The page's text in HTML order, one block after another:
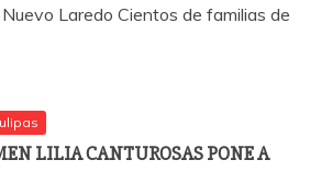
Laredo Cientos de familias de
LILIA CANTUROSAS PONE A